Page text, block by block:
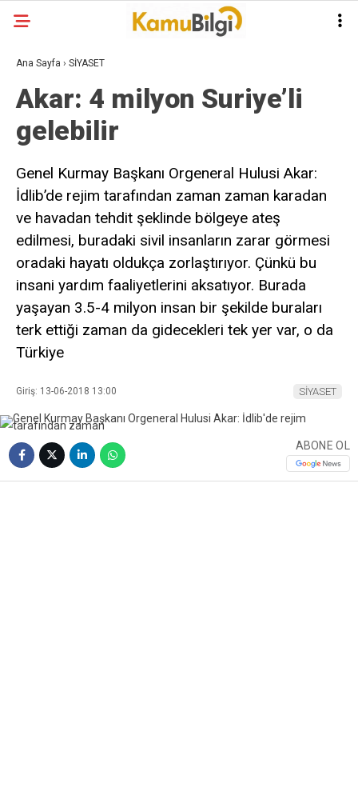
Ana Sayfa › SİYASET
Akar: 4 milyon Suriye’li
gelebilir
Genel Kurmay Başkanı Orgeneral Hulusi Akar:
İdlib’de rejim tarafından zaman zaman karadan
ve havadan tehdit şeklinde bölgeye ateş
edilmesi, buradaki sivil insanların zarar görmesi
oradaki hayatı oldukça zorlaştırıyor. Çünkü bu
insani yardım faaliyetlerini aksatıyor. Burada
yaşayan 3.5-4 milyon insan bir şekilde buraları
terk ettiği zaman da gidecekleri tek yer var, o da
Türkiye
Giriş: 13-06-2018 13:00 SİYASET
ABONE OL